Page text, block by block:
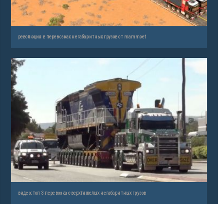
революция в перевозках негабаритных грузов от mammoet
видео: топ 3 перевозка сверхтяжелых негабаритных грузов